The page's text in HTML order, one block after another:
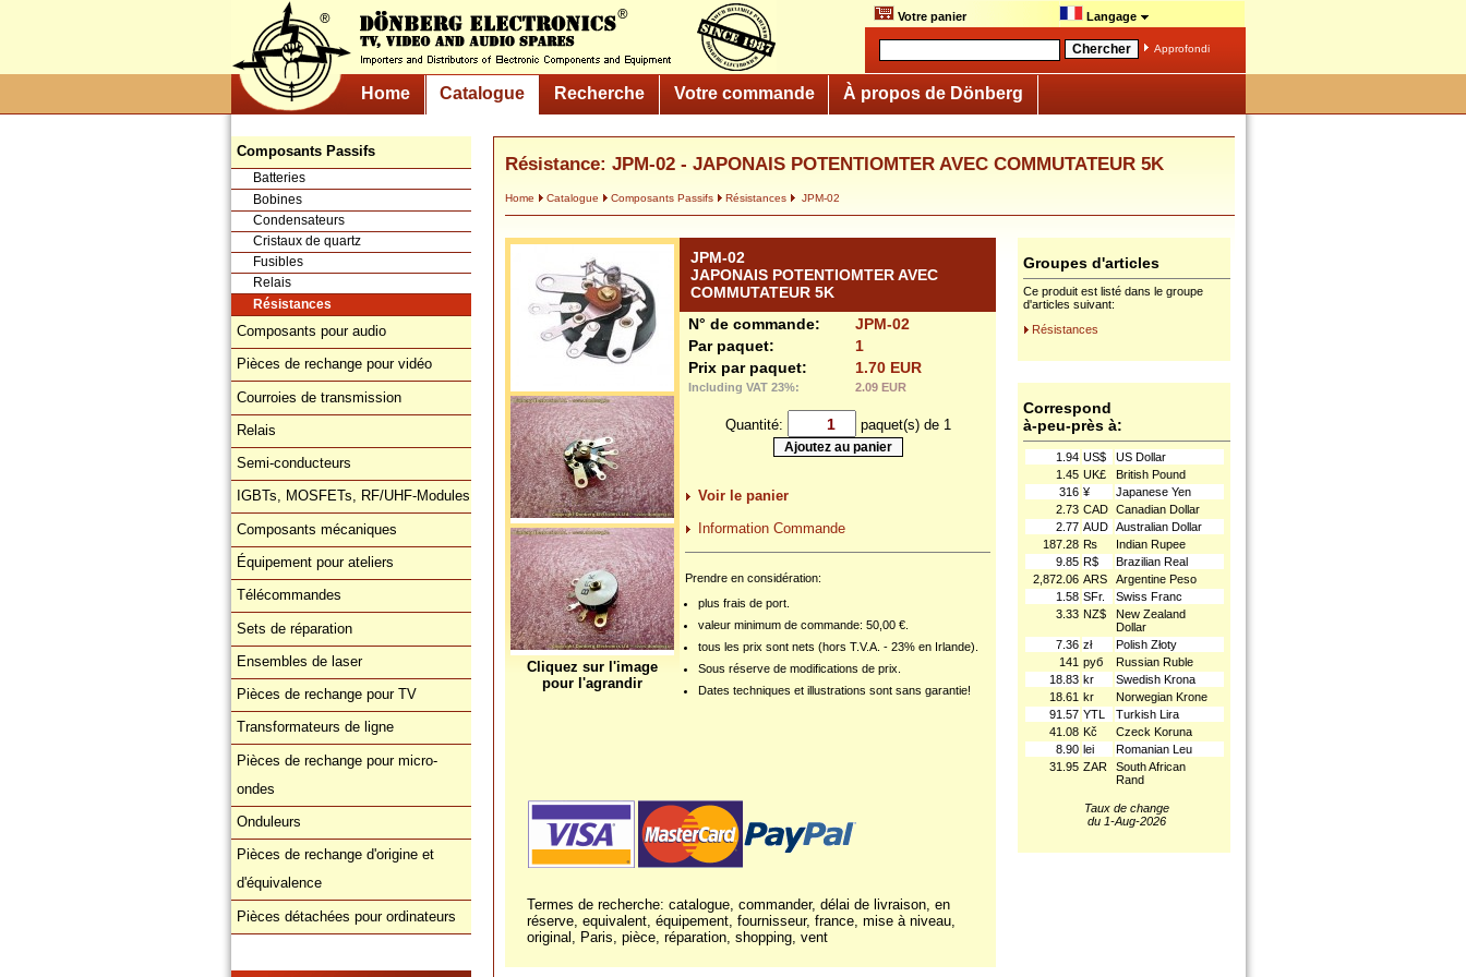
Votre panier Langage
Approfondi
Home Catalogue Recherche Votre commande À propos de Dönberg
Composants Passifs
Batteries
Bobines
Condensateurs
Cristaux de quartz
Fusibles
Relais
Résistances
Composants pour audio
Pièces de rechange pour vidéo
Courroies de transmission
Relais
Semi-conducteurs
IGBTs, MOSFETs, RF/UHF-Modules
Composants mécaniques
Équipement pour ateliers
Télécommandes
Sets de réparation
Ensembles de laser
Pièces de rechange pour TV
Transformateurs de ligne
Pièces de rechange pour micro-
ondes
Onduleurs
Pièces de rechange d'origine et
d'équivalence
Pièces détachées pour ordinateurs
Résistance: JPM-02 - JAPONAIS POTENTIOMTER AVEC COMMUTATEUR 5K
Home Catalogue Composants Passifs Résistances JPM-02
Cliquez sur l'image
pour l'agrandir
JPM-02
JAPONAIS POTENTIOMTER AVEC
COMMUTATEUR 5K
N° de commande:
JPM-02
Par paquet:
1
Prix par paquet:
1.70 EUR
Including VAT 23%: 2.09 EUR
Quantité: paquet(s) de 1
Voir le panier
Information Commande
Prendre en considération:
plus frais de port.
valeur minimum de commande: 50,00 €.
tous les prix sont nets (hors T.V.A. - 23% en Irlande).
Sous réserve de modifications de prix.
Dates techniques et illustrations sont sans garantie!
Termes de recherche: catalogue, commander, délai de livraison, en
réserve, equivalent, équipement, fournisseur, france, mise à niveau,
original, Paris, pièce, réparation, shopping, vent
Groupes d'articles
Ce produit est listé dans le groupe
d'articles suivant:
Résistances
Correspond
à-peu-près à:
1.94 US$
US Dollar
1.45 UK£
British Pound
316 ¥
Japanese Yen
2.73 CAD Canadian Dollar
2.77 AUD Australian Dollar
187.28 ₨
Indian Rupee
9.85 R$
Brazilian Real
2,872.06 ARS
Argentine Peso
1.58 SFr.
Swiss Franc
3.33 NZ$
New Zealand
Dollar
7.36 zł
Polish Złoty
141 руб
Russian Ruble
18.83 kr
Swedish Krona
18.61 kr
Norwegian Krone
91.57 YTL
Turkish Lira
41.08 Kč
Czeck Koruna
8.90 lei
Romanian Leu
31.95 ZAR
South African
Rand
Taux de change
du 1-Aug-2026